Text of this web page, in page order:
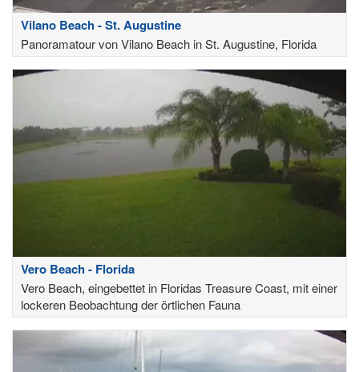
Vilano Beach - St. Augustine
Panoramatour von Vilano Beach in St. Augustine, Florida
Vero Beach - Florida
Vero Beach, eingebettet in Floridas Treasure Coast, mit einer
lockeren Beobachtung der örtlichen Fauna